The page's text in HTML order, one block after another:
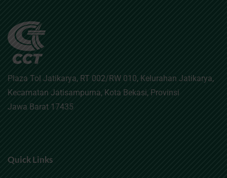
Plaza Tol Jatikarya, RT 002/RW 010, Kelurahan Jatikarya,
Kecamatan Jatisampurna, Kota Bekasi, Provinsi
Jawa Barat 17435
Quick Links